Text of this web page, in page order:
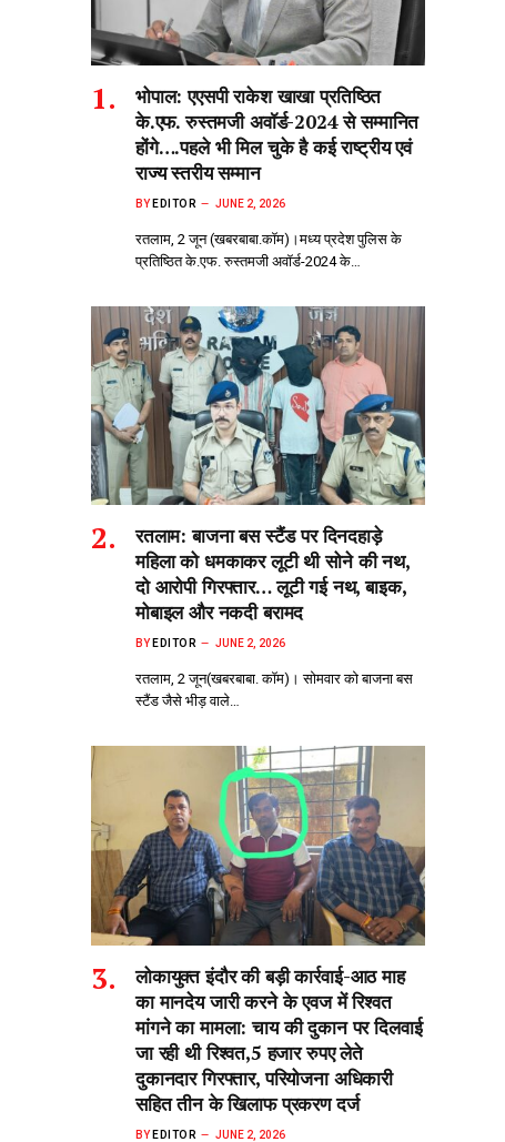
भोपाल: एएसपी राकेश‌ खाखा प्रतिष्ठित
के.एफ. रुस्तमजी अवॉर्ड-2024 से सम्मानित
होंगे….पहले भी मिल चुके है कई राष्ट्रीय एवं
राज्य स्तरीय सम्मान
BY EDITOR JUNE 2, 2026
रतलाम, 2 जून (खबरबाबा.कॉम)।मध्य प्रदेश पुलिस के
प्रतिष्ठित के.एफ. रुस्तमजी अवॉर्ड-2024 के…
रतलाम: बाजना बस स्टैंड पर दिनदहाड़े
महिला को धमकाकर लूटी थी सोने की नथ,
दो आरोपी गिरफ्तार… लूटी गई नथ, बाइक,
मोबाइल और नकदी बरामद
BY EDITOR JUNE 2, 2026
रतलाम, 2 जून(खबरबाबा. कॉम)। सोमवार को बाजना बस
स्टैंड जैसे भीड़‌ वाले…
लोकायुक्त इंदौर की बड़ी कार्रवाई-आठ माह
का मानदेय जारी करने के एवज में रिश्वत
मांगने का मामला: चाय की दुकान पर दिलवाई
जा रही थी रिश्वत,5 हजार रुपए लेते
दुकानदार गिरफ्तार, परियोजना अधिकारी
सहित तीन के खिलाफ प्रकरण दर्ज
BY EDITOR JUNE 2, 2026